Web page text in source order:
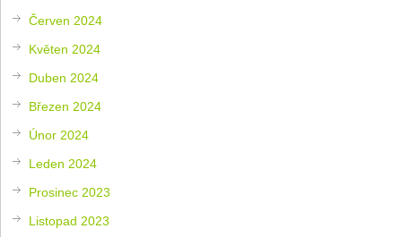
Červen 2024
Květen 2024
Duben 2024
Březen 2024
Únor 2024
Leden 2024
Prosinec 2023
Listopad 2023